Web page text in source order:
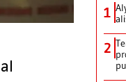
1
2